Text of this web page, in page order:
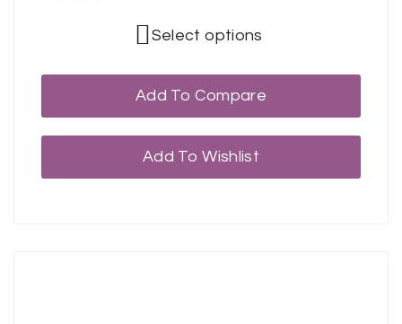
Select options
Add To Compare
Add To Wishlist